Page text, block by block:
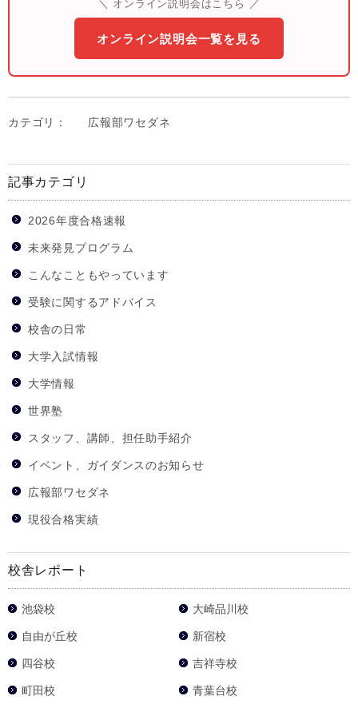
オンライン説明会一覧を見る
カテゴリ： 広報部ワセダネ
記事カテゴリ
2026年度合格速報
未来発見プログラム
こんなこともやっています
受験に関するアドバイス
校舎の日常
大学入試情報
大学情報
世界塾
スタッフ、講師、担任助手紹介
イベント、ガイダンスのお知らせ
広報部ワセダネ
現役合格実績
校舎レポート
池袋校 大崎品川校
自由が丘校 新宿校
四谷校 吉祥寺校
町田校 青葉台校